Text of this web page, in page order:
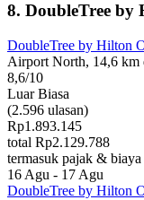
8. DoubleTree
DoubleTree by Hilton
Airport North, 14,6 km
8,6/10
Luar Biasa
(2.596 ulasan)
Rp1.893.145
total Rp2.129.788
termasuk pajak &
16 Agu - 17 Agu
DoubleTree by Hilton